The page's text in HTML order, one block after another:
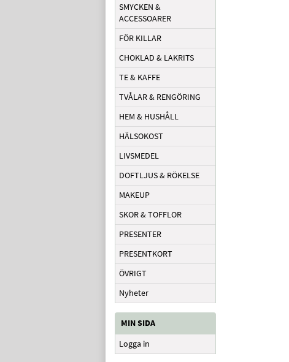
SMYCKEN &
ACCESSOARER
FÖR KILLAR
CHOKLAD & LAKRITS
TE & KAFFE
TVÅLAR & RENGÖRING
HEM & HUSHÅLL
HÄLSOKOST
LIVSMEDEL
DOFTLJUS & RÖKELSE
MAKEUP
SKOR & TOFFLOR
PRESENTER
PRESENTKORT
ÖVRIGT
Nyheter
MIN SIDA
Logga in